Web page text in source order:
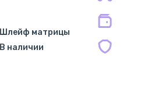
Шлейф матрицы
В наличии